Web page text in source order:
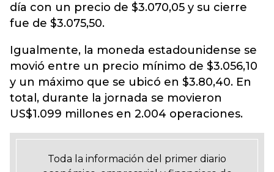
día con un precio de $3.070,05 y su cierre
fue de $3.075,50.
Igualmente, la moneda estadounidense se
movió entre un precio mínimo de $3.056,10
y un máximo que se ubicó en $3.80,40. En
total, durante la jornada se movieron
US$1.099 millones en 2.004 operaciones.
Toda la información del primer diario